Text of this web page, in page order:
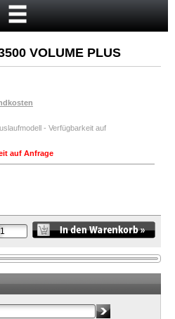
VOLUME PLUS
auf Anfrage